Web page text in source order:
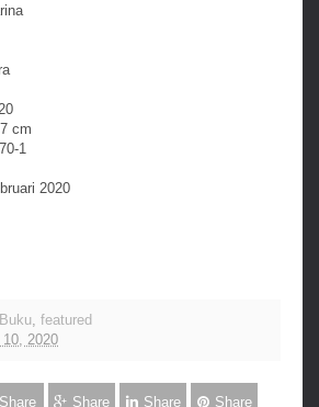
cm
1
2020
Buku featured
10, 2020
Share Share Share Share